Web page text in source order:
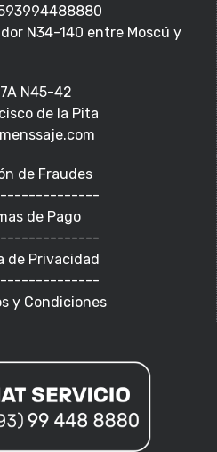
N34-140 entre Moscú y
N45-42
de la Pita
de Fraudes
de Pago
de Privacidad
y Condiciones